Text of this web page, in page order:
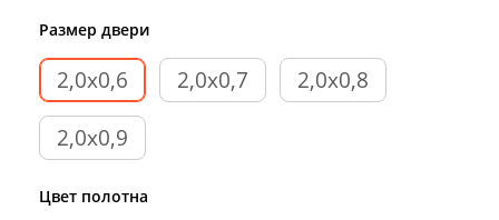
Размер двери
2,0х0,6 2,0х0,7
2,0х0,8
2,0х0,9
Цвет полотна